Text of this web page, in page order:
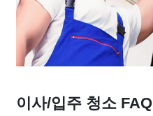
이사/입주 청소 FAQ